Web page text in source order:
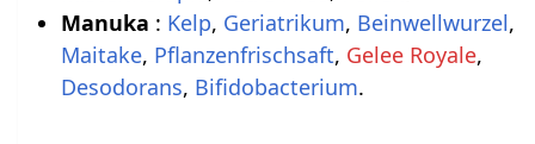
Manuka : Kelp, Geriatrikum, Beinwellwurzel,
Maitake, Pflanzenfrischsaft, Gelee Royale,
Desodorans, Bifidobacterium.